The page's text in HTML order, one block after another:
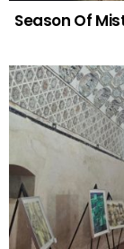
Season Of